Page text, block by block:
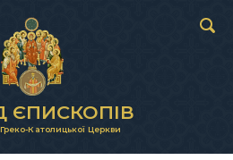
ЄПИСКОПІВ
Католицької Церкви